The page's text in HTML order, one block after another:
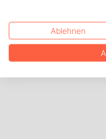
Ablehnen